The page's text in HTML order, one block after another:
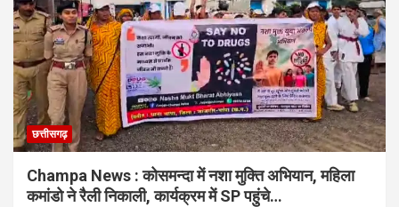
छत्तीसगढ़
Champa News : कोसमन्दा में नशा मुक्ति अभियान, महिला
कमांडो ने रैली निकाली, कार्यक्रम में SP पहुंचे…